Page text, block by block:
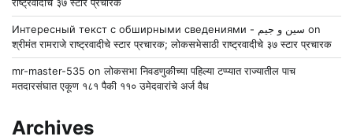
Интересный текст с обширными сведениями - سين و جيم on
श्रीमंत रामराजे राष्ट्रवादीचे स्टार प्रचारक; लोकसभेसाठी राष्ट्रवादीचे ३७ स्टार प्रचारक
mr-master-535 onलोकसभा निवडणुकीच्या पहिल्या टप्प्यात राज्यातील पाच
मतदारसंघात एकूण १८१ पैकी ११० उमेदवारांचे अर्ज वैध
Archives